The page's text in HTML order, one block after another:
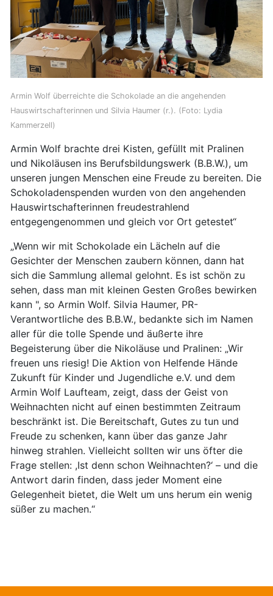
Armin Wolf überreichte die Schokolade an die angehenden
Hauswirtschafterinnen und Silvia Haumer (r.). (Foto: Lydia
Kammerzell)
Armin Wolf brachte drei Kisten, gefüllt mit Pralinen
und Nikoläusen ins Berufsbildungswerk (B.B.W.), um
unseren jungen Menschen eine Freude zu bereiten. Die
Schokoladenspenden wurden von den angehenden
Hauswirtschafterinnen freudestrahlend
entgegengenommen und gleich vor Ort getestet“
„Wenn wir mit Schokolade ein Lächeln auf die
Gesichter der Menschen zaubern können, dann hat
sich die Sammlung allemal gelohnt. Es ist schön zu
sehen, dass man mit kleinen Gesten Großes bewirken
kann ", so Armin Wolf. Silvia Haumer, PR-
Verantwortliche des B.B.W., bedankte sich im Namen
aller für die tolle Spende und äußerte ihre
Begeisterung über die Nikoläuse und Pralinen: „Wir
freuen uns riesig! Die Aktion von Helfende Hände
Zukunft für Kinder und Jugendliche e.V. und dem
Armin Wolf Laufteam, zeigt, dass der Geist von
Weihnachten nicht auf einen bestimmten Zeitraum
beschränkt ist. Die Bereitschaft, Gutes zu tun und
Freude zu schenken, kann über das ganze Jahr
hinweg strahlen. Vielleicht sollten wir uns öfter die
Frage stellen: ,Ist denn schon Weihnachten?‘ – und die
Antwort darin finden, dass jeder Moment eine
Gelegenheit bietet, die Welt um uns herum ein wenig
süßer zu machen.“